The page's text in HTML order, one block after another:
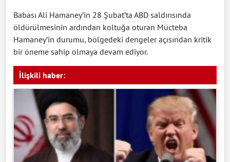
Babası Ali Hamaney’in 28 Şubat’ta ABD saldırısında
öldürülmesinin ardından koltuğa oturan Mücteba
Hamaney’in durumu, bölgedeki dengeler açısından kritik
bir öneme sahip olmaya devam ediyor.
İlişkili haber: